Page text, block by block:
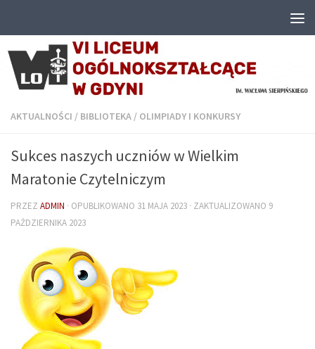
AKTUALNOŚCI / BIBLIOTEKA / OLIMPIADY I KONKURSY
Sukces naszych uczniów w Wielkim
Maratonie Czytelniczym
PRZEZ ADMIN · OPUBLIKOWANO 31 MAJA 2023 · ZAKTUALIZOWANO 9
PAŹDZIERNIKA 2023